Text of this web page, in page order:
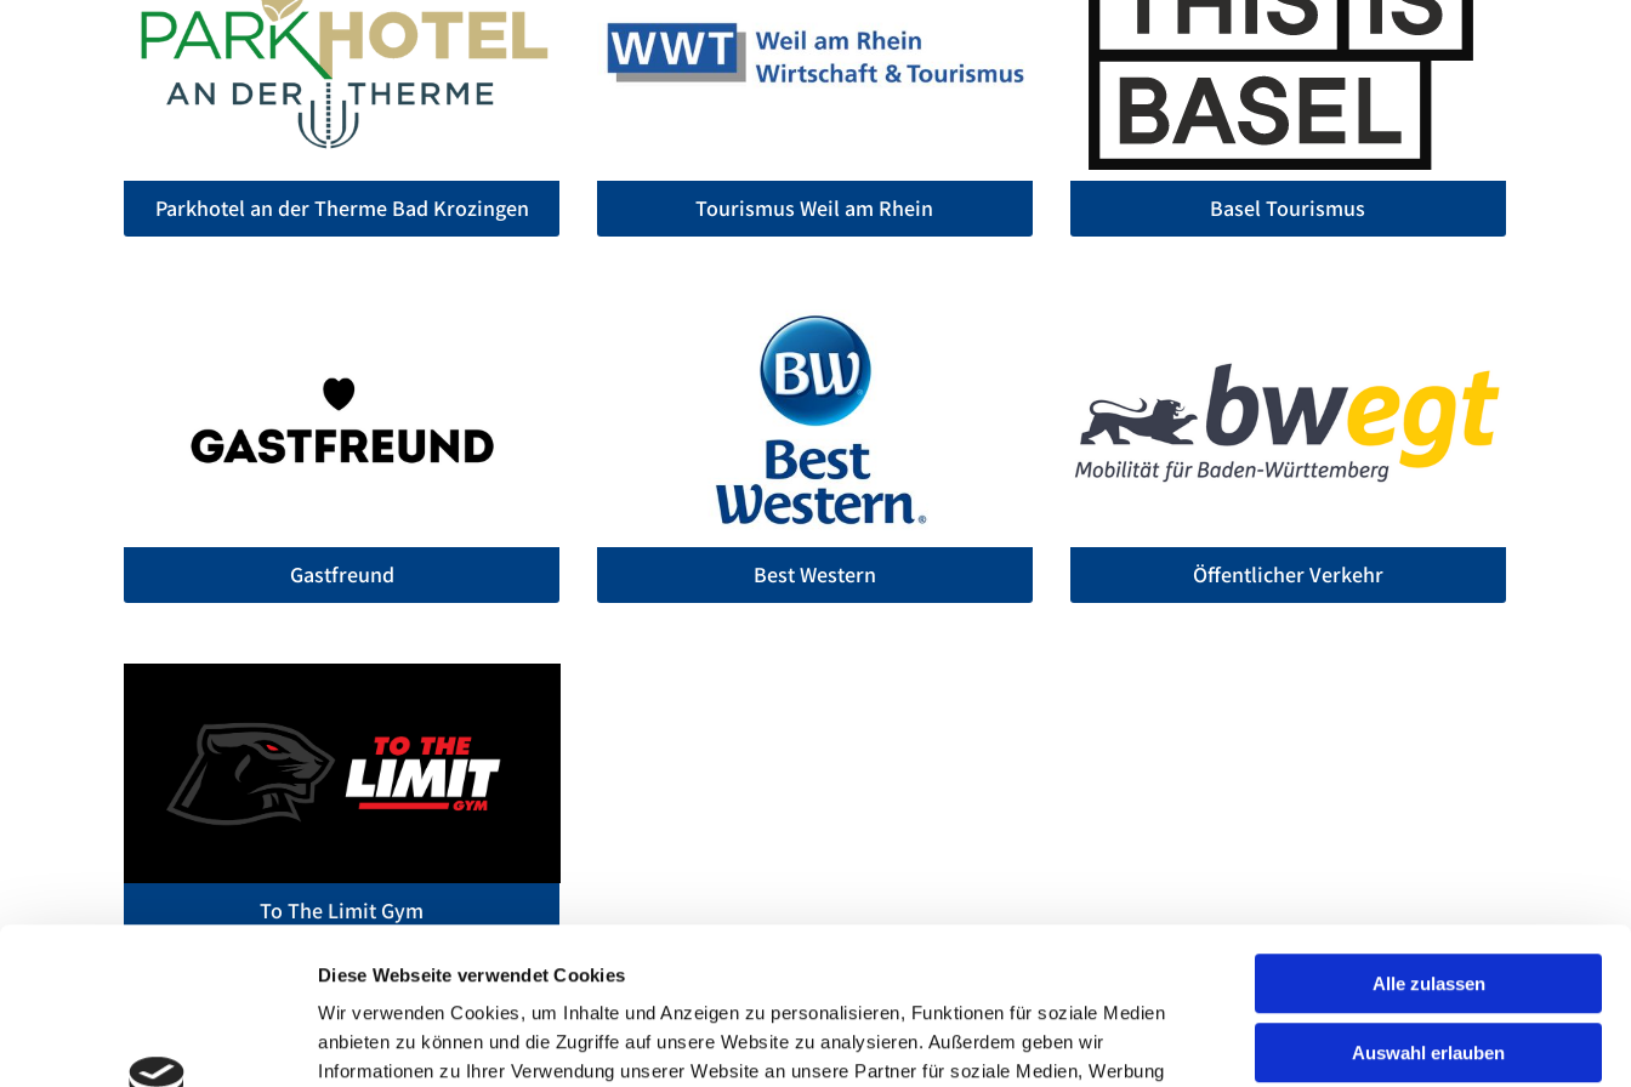
Diese Webseite verwendet Cookies
Wir verwenden Cookies, um Inhalte und Anzeigen zu personalisieren, Funktionen für soziale Medien
anbieten zu können und die Zugriffe auf unsere Website zu analysieren. Außerdem geben wir
Informationen zu Ihrer Verwendung unserer Website an unsere Partner für soziale Medien, Werbung
Alle zulassen
Auswahl erlauben
Parkhotel an der Therme Bad Krozingen Tourismus Weil am Rhein Basel Tourismus
Gastfreund Best Western Öffentlicher Verkehr
To The Limit Gym
BWH Hotels sind unabhängig und privat geführt. ©2023 Best Western International, Inc. Alle Rechte vorbehalten